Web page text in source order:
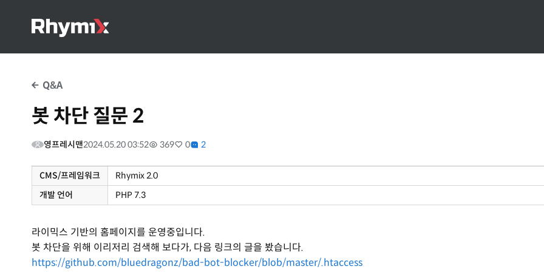
Q&A
봇 차단 질문 2
영프레시맨2024.05.20 03:52 369 0 2
CMS/프레임워크
Rhymix 2.0
개발 언어
PHP 7.3
라이믹스 기반의 홈페이지를 운영중입니다.
봇 차단을 위해 이리저리 검색해 보다가, 다음 링크의 글을 봤습니다.
https://github.com/bluedragonz/bad-bot-blocker/blob/master/.htaccess